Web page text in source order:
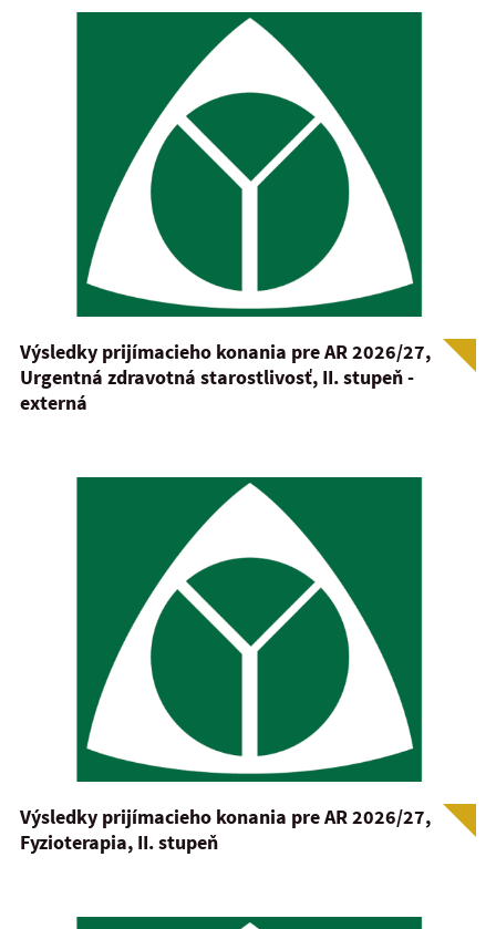
Výsledky prijímacieho konania pre AR 2026/27,
Urgentná zdravotná starostlivosť, II. stupeň -
externá
Výsledky prijímacieho konania pre AR 2026/27,
Fyzioterapia, II. stupeň